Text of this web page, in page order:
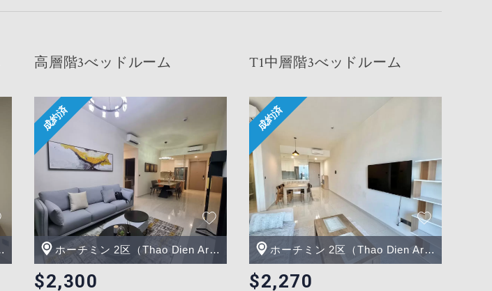
高層階3べッドルーム
ホーチミン 2区（Thao Dien Area）
$2,300
T1中層階3べッドルーム
ホーチミン 2区（Thao Dien Area）
$2,270